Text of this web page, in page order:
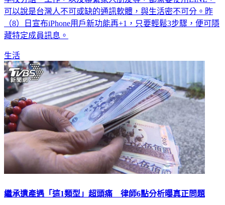
可以說是台灣人不可或缺的通訊軟體，與生活密不可分。昨
（8）日宣布iPhone用戶新功能再+1，只要輕鬆3步驟，便可隱
藏特定成員訊息。
生活
繼承遺產遇「這1類型」超頭痛 律師6點分析曝真正問題